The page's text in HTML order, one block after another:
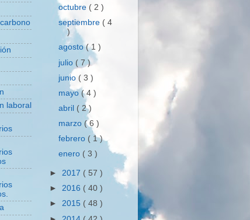
laboral
octubre ( 2 )
septiembre ( 4
)
agosto( 1 )
julio ( 7 )
junio( 3 )
mayo( 4 )
abril ( 2 )
marzo ( 6 )
febrero ( 1 )
enero ( 3 )
► 2017 ( 57 )
► 2016 ( 40 )
► 2015 ( 48 )